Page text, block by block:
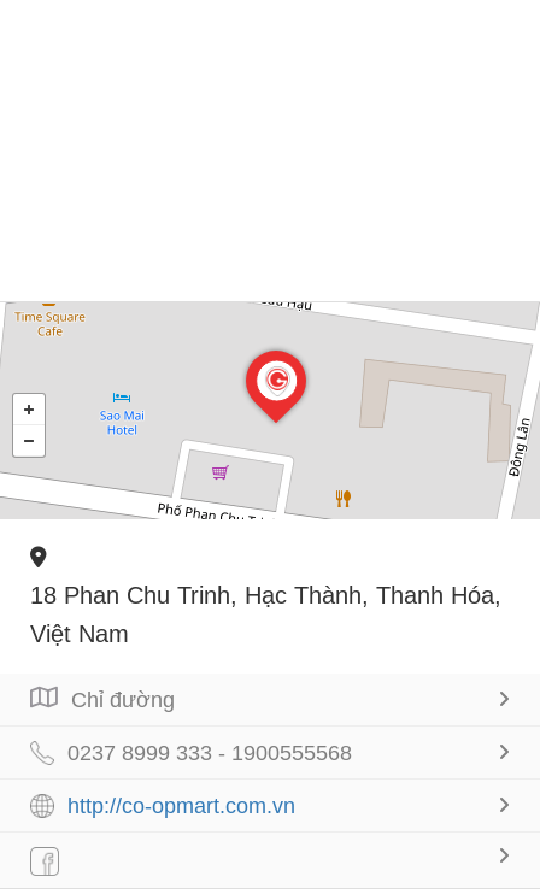
18 Phan Chu Trinh, Hạc Thành, Thanh Hóa,
Việt Nam
Chỉ đường
0237 8999 333 - 1900555568
http://co-opmart.com.vn